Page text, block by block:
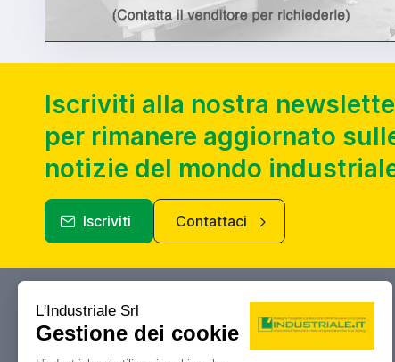
Iscriviti alla nostra
per rimanere aggiornato
notizie del mondo
Iscriviti Contattaci
Industriale.it